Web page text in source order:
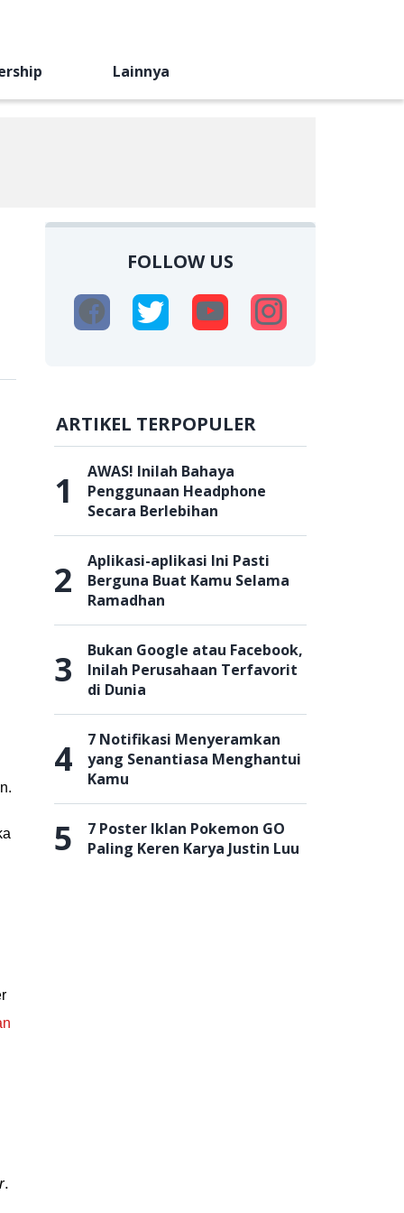
Lainnya
.
FOLLOW US
ARTIKEL TERPOPULER
1
AWAS! Inilah Bahaya
Penggunaan Headphone
Secara Berlebihan
2
Aplikasi-aplikasi Ini Pasti
Berguna Buat Kamu Selama
Ramadhan
3
Bukan Google atau Facebook,
Inilah Perusahaan Terfavorit
di Dunia
4
7 Notifikasi Menyeramkan
yang Senantiasa Menghantui
Kamu
5
7 Poster Iklan Pokemon GO
Paling Keren Karya Justin Luu